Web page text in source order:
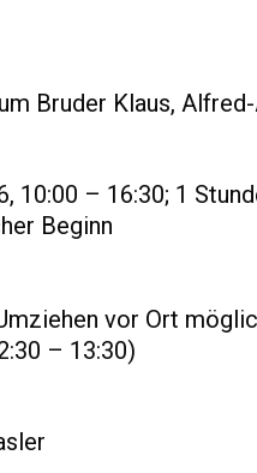
Bruder Klaus,
10:00 – 16:30; 1
Beginn
vor Ort
– 13:30)